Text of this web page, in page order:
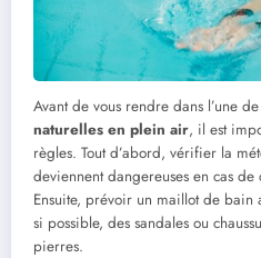
Avant de vous rendre dans l’une
naturelles en plein air, il est
règles. Tout d’abord, vérifier la
deviennent dangereuses en cas
Ensuite, prévoir un maillot de bain
si possible, des sandales ou
pierres.